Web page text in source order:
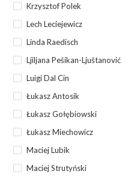
Krzysztof Polek
Lech Leciejewicz
Linda Raedisch
Ljiljana Pešikan-Ljuštanović
Luigi Dal Cin
Łukasz Antosik
Łukasz Gołębiowski
Łukasz Miechowicz
Maciej Lubik
Maciej Strutyński